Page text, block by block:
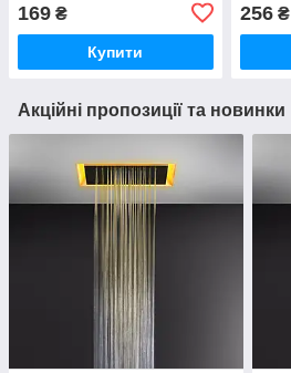
169 ₴
Купити
256₴
Акційні пропозиції та новинки